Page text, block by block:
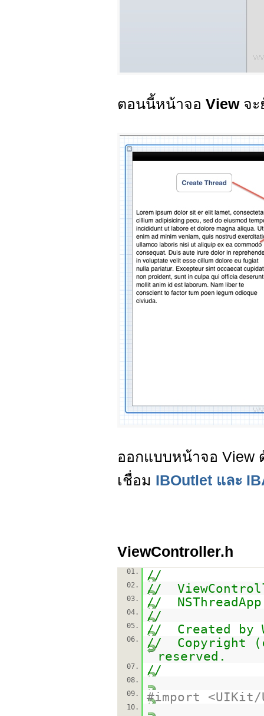
ตอนนี้หน้าจอ View จะ
ออกแบบหน้าจอ View
เชื่อม IBOutlet และ
ViewController.h
01. //
02. //
03. // NSThreadApp
04. //
05. // Created by
06.
// Copyright
reserved.
07. //
08.
09.
#import
10.